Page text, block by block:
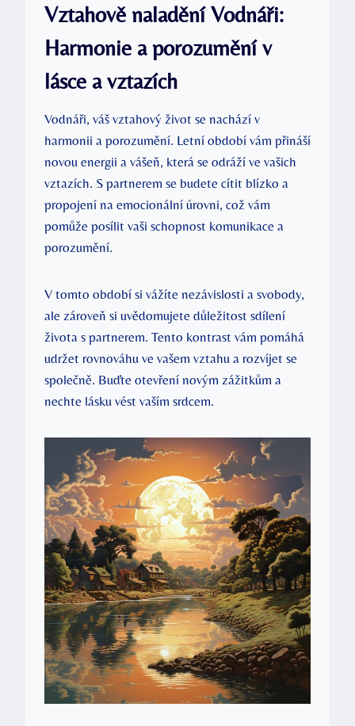
Vztahově naladění Vodnáři:
Harmonie a porozumění v
lásce a vztazích
Vodnáři, váš vztahový život se nachází v
harmonii a porozumění. Letní období vám přináší
novou energii a vášeň, která se odráží ve vašich
vztazích. S partnerem se budete cítit blízko a
propojení na emocionální úrovni, což vám
pomůže posílit vaši schopnost komunikace a
porozumění.
V tomto období si vážíte nezávislosti a svobody,
ale zároveň si uvědomujete důležitost sdílení
života s partnerem. Tento kontrast vám pomáhá
udržet rovnováhu ve vašem vztahu a rozvíjet se
společně. Buďte otevření novým zážitkům a
nechte lásku vést vaším srdcem.